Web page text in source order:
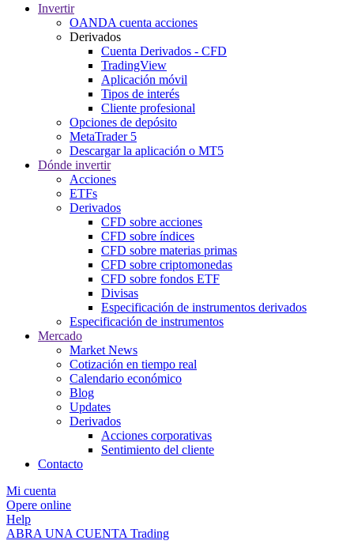
Invertir
OANDA cuenta acciones
Derivados
Cuenta Derivados - CFD
TradingView
Aplicación móvil
Tipos de interés
Cliente profesional
Opciones de depósito
MetaTrader 5
Descargar la aplicación o MT5
Dónde invertir
Acciones
ETFs
Derivados
CFD sobre acciones
CFD sobre índices
CFD sobre materias primas
CFD sobre criptomonedas
CFD sobre fondos ETF
Divisas
Especificación de instrumentos derivados
Especificación de instrumentos
Mercado
Market News
Cotización en tiempo real
Calendario económico
Blog
Updates
Derivados
Acciones corporativas
Sentimiento del cliente
Contacto
Mi cuenta
Opere online
Help
ABRA UNA CUENTA Trading